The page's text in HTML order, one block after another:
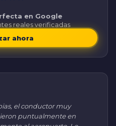
en Google
reales verificadas
ahora
el conductor muy
puntualmente en